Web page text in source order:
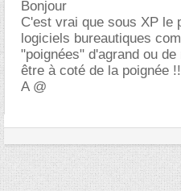
Bonjour
C'est vrai que sous XP le
logiciels bureautiques
"poignées" d'agrand ou
être à coté de la poignée !!
A @